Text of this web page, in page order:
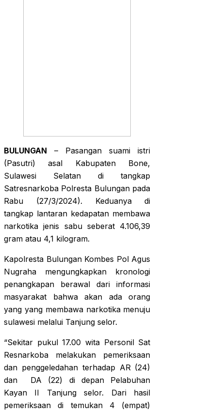
BULUNGAN – Pasangan suami istri
(Pasutri) asal Kabupaten Bone,
Sulawesi Selatan di tangkap
Satresnarkoba Polresta Bulungan pada
Rabu (27/3/2024). Keduanya di
tangkap lantaran kedapatan membawa
narkotika jenis sabu seberat 4.106,39
gram atau 4,1 kilogram.
Kapolresta Bulungan Kombes Pol Agus
Nugraha mengungkapkan kronologi
penangkapan berawal dari informasi
masyarakat bahwa akan ada orang
yang yang membawa narkotika menuju
sulawesi melalui Tanjung selor.
“Sekitar pukul 17.00 wita Personil Sat
Resnarkoba melakukan pemeriksaan
dan penggeledahan terhadap AR (24)
dan DA (22) di depan Pelabuhan
Kayan II Tanjung selor. Dari hasil
pemeriksaan di temukan 4 (empat)